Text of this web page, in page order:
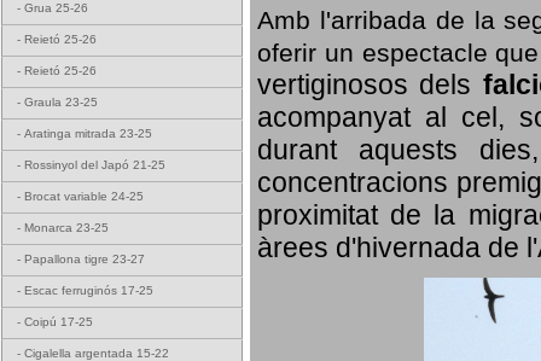
- Grua 25-26
- Reietó 25-26
- Reietó 25-26
- Graula 23-25
- Aratinga mitrada 23-25
- Rossinyol del Japó 21-25
- Brocat variable 24-25
- Monarca 23-25
- Papallona tigre 23-27
- Escac ferruginós 17-25
- Coipú 17-25
- Cigalella argentada 15-22
Amb l'arribada de la
oferir un espectacle
vertiginosos dels
acompanyat al cel,
durant aquests
concentracions
proximitat de la
àrees d'hivernada de